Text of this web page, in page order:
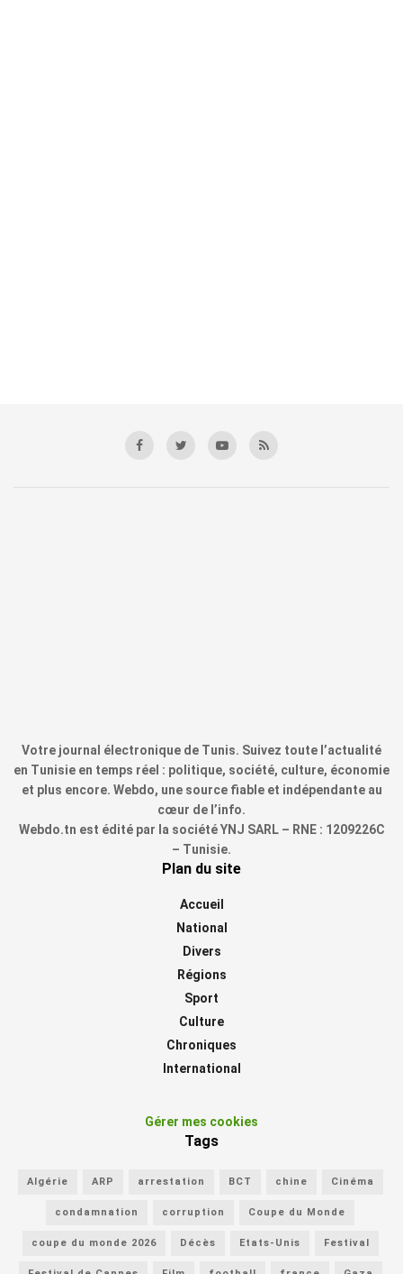
Votre journal électronique de Tunis. Suivez toute l’actualité
en Tunisie en temps réel : politique, société, culture, économie
et plus encore. Webdo, une source fiable et indépendante au
cœur de l’info.
Webdo.tn est édité par la société YNJ SARL – RNE : 1209226C
– Tunisie.
Plan du site
Accueil
National
Divers
Régions
Sport
Culture
Chroniques
International
Gérer mes cookies
Tags
Algérie ARP arrestation BCT chine Cinéma
condamnation corruption Coupe du Monde
coupe du monde 2026 Décès Etats-Unis Festival